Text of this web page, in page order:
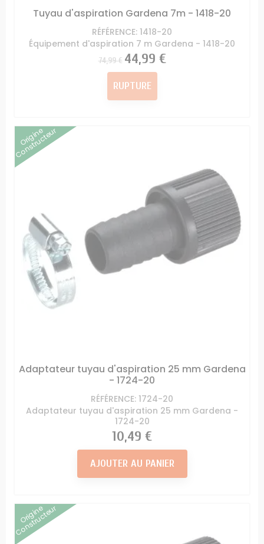
Tuyau d'aspiration Gardena 7m - 1418-20
RÉFÉRENCE: 1418-20
Équipement d'aspiration 7 m Gardena - 1418-20
Prix
74,99 € Prix
44,99 €
RUPTURE
Origine
Constructeur
Adaptateur tuyau d'aspiration 25 mm Gardena
- 1724-20
RÉFÉRENCE: 1724-20
Adaptateur tuyau d'aspiration 25 mm Gardena -
1724-20
Prix
10,49 €
AJOUTER AU PANIER
Origine
Constructeur